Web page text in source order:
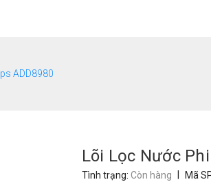
ADD8980
Lõi Lọc Nước
Tình trạng: Còn hàng Mã